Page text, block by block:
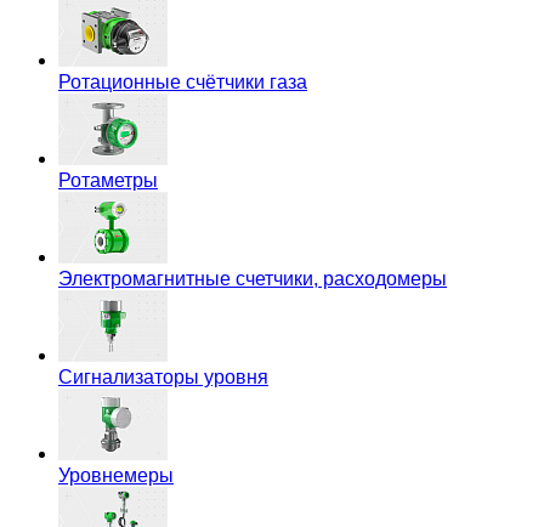
Ротационные счётчики газа
Ротаметры
Электромагнитные счетчики, расходомеры
Сигнализаторы уровня
Уровнемеры